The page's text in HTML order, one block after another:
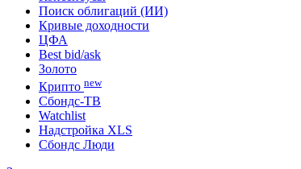
Войти Зарегистрироваться
Портфель
Консенсусы
Поиск облигаций (ИИ)
Кривые доходности
ЦФА
Best bid/ask
Золото
Криптоnew
Сбондс-ТВ